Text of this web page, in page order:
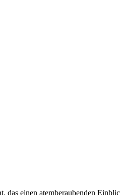
das einen atemberaubenden